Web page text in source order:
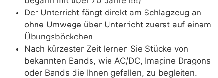
Der Unterricht fängt direkt am Schlagzeug an –
ohne Umwege über Unterricht zuerst auf einem
Übungsböckchen.
Nach kürzester Zeit lernen Sie Stücke von
bekannten Bands, wie AC/DC, Imagine Dragons
oder Bands die Ihnen gefallen, zu begleiten.